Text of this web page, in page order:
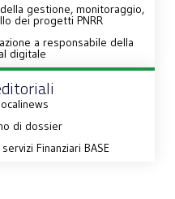
gestione, monitoraggio,
dei progetti PNRR
a responsabile della
digitale
di dossier
Finanziari BASE